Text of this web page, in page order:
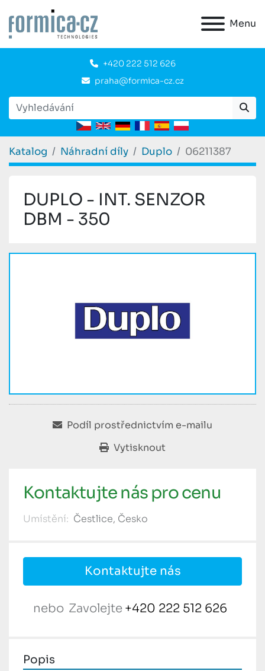
Menu
+420 222 512 626
praha@formica-cz.cz
Katalog Náhradní díly Duplo 06211387
DUPLO - INT. SENZOR
DBM - 350
Podíl prostřednictvím e-mailu
Vytisknout
Kontaktujte nás pro cenu
Umístění: Čestlice, Česko
Kontaktujte nás
nebo Zavolejte +420 222 512 626
Popis